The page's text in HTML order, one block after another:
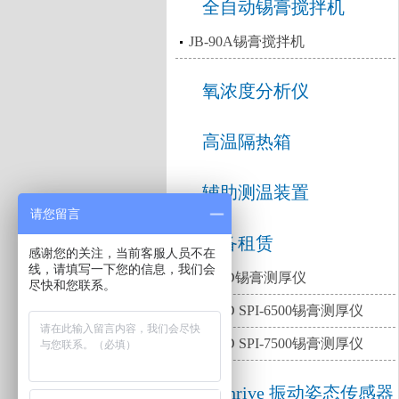
全自动锡膏搅拌机
JB-90A锡膏搅拌机
氧浓度分析仪
高温隔热箱
辅助测温装置
设备租赁
出租2D锡膏测厚仪
出租3D SPI-6500锡膏测厚仪
出租3D SPI-7500锡膏测厚仪
Bathrive 振动姿态传感器
请您留言
感谢您的关注，当前客服人员不在
线，请填写一下您的信息，我们会
尽快和您联系。